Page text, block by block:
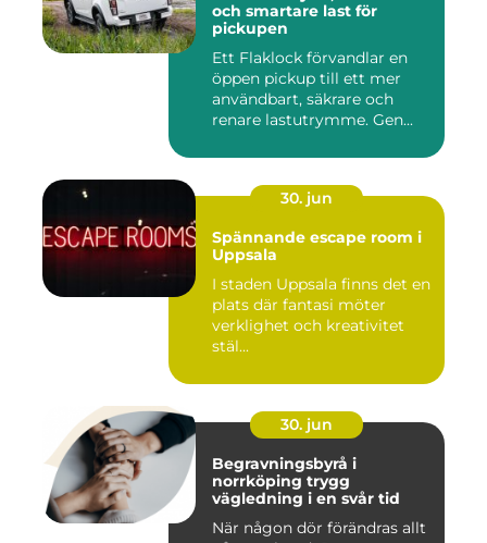
och smartare last för
pickupen
Ett Flaklock förvandlar en
öppen pickup till ett mer
användbart, säkrare och
renare lastutrymme. Gen...
30. jun
Spännande escape room i
Uppsala
I staden Uppsala finns det en
plats där fantasi möter
verklighet och kreativitet
stäl...
30. jun
Begravningsbyrå i
norrköping trygg
vägledning i en svår tid
När någon dör förändras allt